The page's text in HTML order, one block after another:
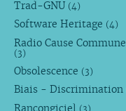
Trad-GNU (4)
Software Heritage (4)
Radio Cause Commune
(3)
Obsolescence (3)
Biais - Discrimination
Rançongiciel (3)